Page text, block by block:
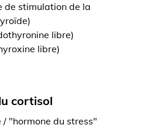
de stimulation de la
libre)
libre)
cortisol
"hormone du stress"